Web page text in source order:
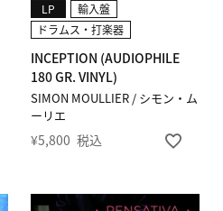
SIMON MOULLIER / シモン・ム
ーリエ
INCEPTION (AUDIOPHILE
180 GR. VINYL)
LP
輸入盤
ドラムス・打楽器
¥5,800 税込